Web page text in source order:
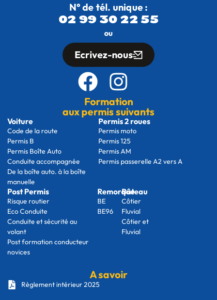
Formation
aux permis suivants
Voiture
Code de la route
Permis B
Permis Boîte Auto
Conduite accompagnée
De la boîte auto. à la boîte
manuelle
Permis 2 roues
Permis moto
Permis 125
Permis AM
Permis passerelle A2 vers A
Post Permis
Risque routier
Eco Conduite
Conduite et sécurité au
volant
Post formation conducteur
novices
Remorque
BE
BE96
Bâteau
Côtier
Fluvial
Côtier et
Fluvial
A savoir
Règlement intérieur 2025
N° de tél. unique :
02 99 30 22 55
ou
Ecrivez-nous